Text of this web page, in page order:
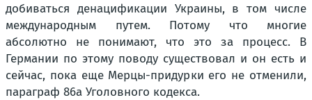
добиваться денацификации Украины, в том числе
международным путем. Потому что многие
абсолютно не понимают, что это за процесс. В
Германии по этому поводу существовал и он есть и
сейчас, пока еще Мерцы-придурки его не отменили,
параграф 86а Уголовного кодекса.